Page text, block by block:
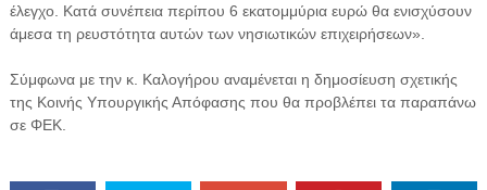
έλεγχο. Κατά συνέπεια περίπου 6 εκατομμύρια ευρώ θα ενισχύσουν
άμεσα τη ρευστότητα αυτών των νησιωτικών επιχειρήσεων».
Σύμφωνα με την κ. Καλογήρου αναμένεται η δημοσίευση σχετικής
της Κοινής Υπουργικής Απόφασης που θα προβλέπει τα παραπάνω
σε ΦΕΚ.